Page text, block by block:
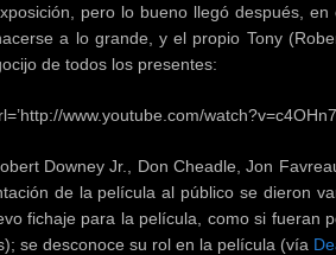
pero lo bueno llegó después,
a lo grande, y el propio Tony
de todos los presentes:
www.youtube.com/
Downey Jr., Don Cheadle, Jon
de la película al público se dieron
fichaje para la película, como si fueran
se desconoce su rol en la película (vía